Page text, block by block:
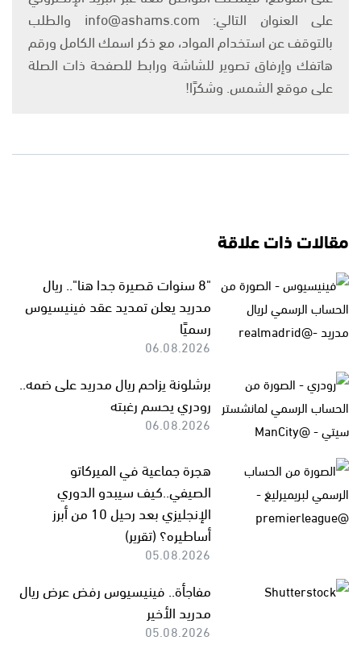
على العنوان التالي: info@ashams.com والطلب
بالتوقف عن استخدام المواد، مع ذكر اسمك الكامل ورقم
هاتفك وإرفاق تصوير للشاشة ورابط للصفحة ذات الصلة
على موقع الشمس. وشكرًا!
مقالات ذات علاقة
"8 سنوات قصيرة جدا هنا".. ريال
مدريد يعلن تمديد عقد فينيسيوس
رسميًا
06.08.2026
برشلونة يزاحم ريال مدريد على ضمه..
رودري يحسم رغبته
06.08.2026
هجرة جماعية في الميركاتو
الصيفي..كيف سيبدو الدوري
الإنجليزي بعد رحيل 10 من أبرز
أساطيره؟ (تقرير)
05.08.2026
مفاجأة.. فينيسيوس رفض عرض ريال
مدريد الأخير
05.08.2026